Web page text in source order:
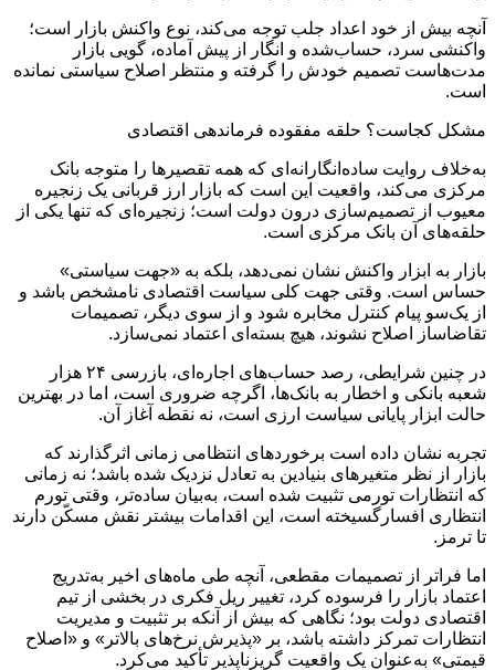
آنچه بیش از خود اعداد جلب توجه می‌کند، نوع واکنش بازار است؛
واکنشی سرد، حساب‌شده و انگار از پیش آماده، گویی بازار
مدت‌هاست تصمیم خودش را گرفته و منتظر اصلاح سیاستی نمانده
است.
مشکل کجاست؟ حلقه مفقوده فرماندهی اقتصادی
به‌خلاف روایت ساده‌انگارانه‌ای که همه تقصیرها را متوجه بانک
مرکزی می‌کند، واقعیت این است که بازار ارز قربانی یک زنجیره
معیوب از تصمیم‌سازی درون دولت است؛ زنجیره‌ای که تنها یکی از
حلقه‌های آن بانک مرکزی است.
بازار به ابزار واکنش نشان نمی‌دهد، بلکه به «جهت سیاستی»
حساس است. وقتی جهت کلی سیاست اقتصادی نامشخص باشد و
از یک‌سو پیام کنترل مخابره شود و از سوی دیگر، تصمیمات
تقاضاساز اصلاح نشوند، هیچ بسته‌ای اعتماد نمی‌سازد.
در چنین شرایطی، رصد حساب‌های اجاره‌ای، بازرسی ۲۴ هزار
شعبه بانکی و اخطار به بانک‌ها، اگرچه ضروری است، اما در بهترین
حالت ابزار پایانی سیاست ارزی است، نه نقطه آغاز آن.
تجربه نشان داده است برخوردهای انتظامی زمانی اثرگذارند که
بازار از نظر متغیرهای بنیادین به تعادل نزدیک شده باشد؛ نه زمانی
که انتظارات تورمی تثبیت شده است، به‌بیان ساده‌تر، وقتی تورم
انتظاری افسارگسیخته است، این اقدامات بیشتر نقش مسکّن دارند
تا ترمز.
اما فراتر از تصمیمات مقطعی، آنچه طی ماه‌های اخیر به‌تدریج
اعتماد بازار را فرسوده کرد، تغییر ریل فکری در بخشی از تیم
اقتصادی دولت بود؛ نگاهی که بیش از آنکه بر تثبیت و مدیریت
انتظارات تمرکز داشته باشد، بر «پذیرش نرخ‌های بالاتر» و «اصلاح
قیمتی» به‌عنوان یک واقعیت گریزناپذیر تأکید می‌کرد.